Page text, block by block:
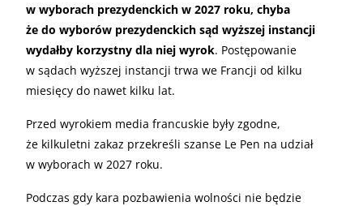
w wyborach prezydenckich w 2027 roku, chyba
że do wyborów prezydenckich sąd wyższej instancji
wydałby korzystny dla niej wyrok. Postępowanie
w sądach wyższej instancji trwa we Francji od kilku
miesięcy do nawet kilku lat.
Przed wyrokiem media francuskie były zgodne,
że kilkuletni zakaz przekreśli szanse Le Pen na udział
w wyborach w 2027 roku.
Podczas gdy kara pozbawienia wolności nie będzie